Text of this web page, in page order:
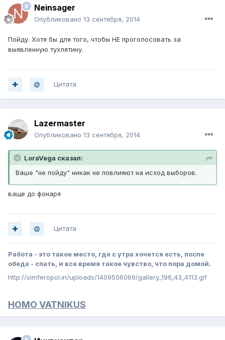
Neinsager
Опубликовано 13 сентября, 2014
Пойду. Хотя бы для того, чтобы НЕ проголосовать за
выявленную тухлятину.
Цитата
Lazermaster
Опубликовано 13 сентября, 2014
LoraVega сказал:
Ваше "не пойду" никак не повлияют на исход выборов.
ваще до фонаря
Цитата
Работа - это такое место, где с утра хочется есть, после
обеда - спать, и все время такое чувство, что пора домой.
http://simferopol.in/uploads/1409506069/gallery_196_43_4113.gif
HOMO VATNIKUS